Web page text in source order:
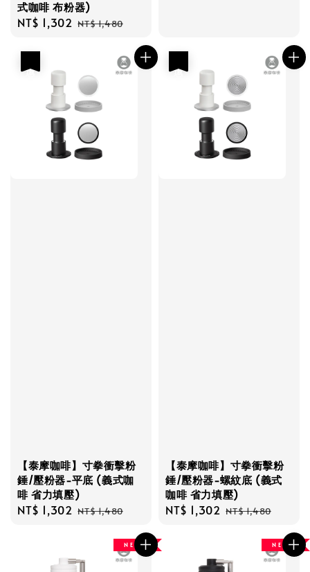
式咖啡 布粉器)
Sale
NT$ 1,302 Regular
NT$ 1,480
【泰摩咖啡】寸拳衝擊粉
錘/壓粉器-平底 (義式咖
啡 省力填壓)
Sale
NT$ 1,302 Regular
NT$ 1,480
【泰摩咖啡】寸拳衝擊粉
錘/壓粉器-螺紋底 (義式
咖啡 省力填壓)
Sale
NT$ 1,302 Regular
NT$ 1,480
N E W N E W